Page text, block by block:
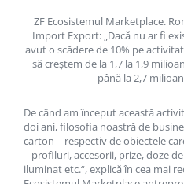
Hrana pentru caini
Hrana pentru pisici
Produse igiena externa animale
Bucatarii de vara Tuozi
Casa
Articole ambalare
ZF Ecosistemul Marketplace.
Import Export: „Dacă nu ar fi
avut o scădere de 10% pe
să creştem de la 1,7 la 1,9
până la 2,7
De când am început această
doi ani, filosofia noastră de
carton – respectiv de obiectele
– profiluri, accesorii, prize, doze
iluminat etc.“, explică în cea mai